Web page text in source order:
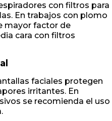
con filtros para
En trabajos con plomo
mayor factor de
cara con filtros
faciales protegen
irritantes. En
se recomienda el uso